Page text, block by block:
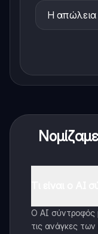
Η απώλεια
Ο AI σύντροφός
τις ανάγκες